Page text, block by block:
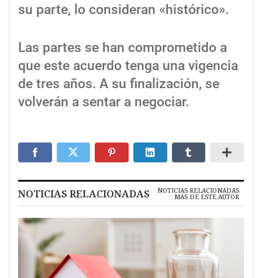
su parte, lo consideran «histórico».
Las partes se han comprometido a
que este acuerdo tenga una vigencia
de tres años. A su finalización, se
volverán a sentar a negociar.
NOTICIAS RELACIONADAS NOTICIAS RELACIONADAS
MÁS DE ESTE AUTOR